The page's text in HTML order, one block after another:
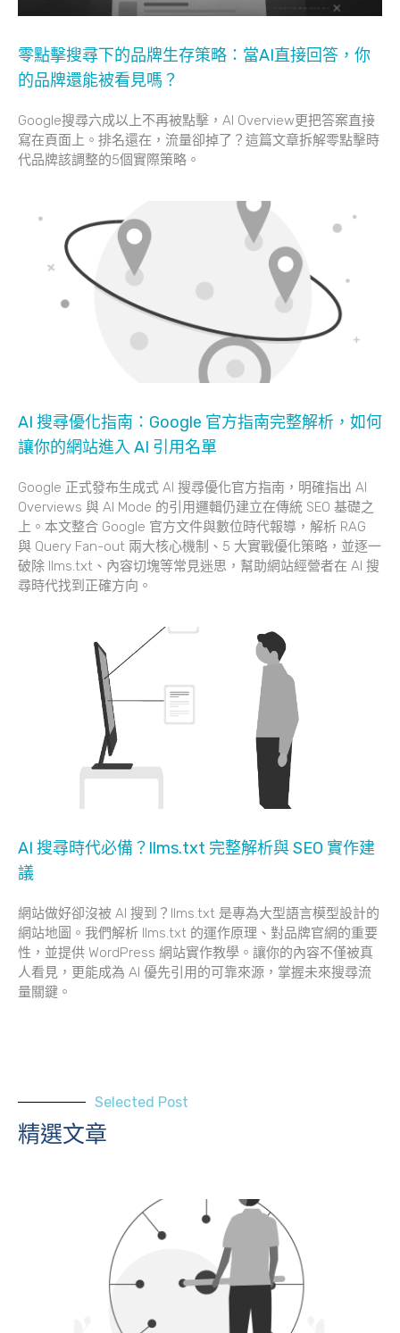
零點擊搜尋下的品牌生存策略：當AI直接回答，你
的品牌還能被看見嗎？
Google搜尋六成以上不再被點擊，AI Overview更把答案直接
寫在頁面上。排名還在，流量卻掉了？這篇文章拆解零點擊時
代品牌該調整的5個實際策略。
AI 搜尋優化指南：Google 官方指南完整解析，如何
讓你的網站進入 AI 引用名單
Google 正式發布生成式 AI 搜尋優化官方指南，明確指出 AI
Overviews 與 AI Mode 的引用邏輯仍建立在傳統 SEO 基礎之
上。本文整合 Google 官方文件與數位時代報導，解析 RAG
與 Query Fan-out 兩大核心機制、5 大實戰優化策略，並逐一
破除 llms.txt、內容切塊等常見迷思，幫助網站經營者在 AI 搜
尋時代找到正確方向。
AI 搜尋時代必備？llms.txt 完整解析與 SEO 實作建
議
網站做好卻沒被 AI 搜到？llms.txt 是專為大型語言模型設計的
網站地圖。我們解析 llms.txt 的運作原理、對品牌官網的重要
性，並提供 WordPress 網站實作教學。讓你的內容不僅被真
人看見，更能成為 AI 優先引用的可靠來源，掌握未來搜尋流
量關鍵。
Selected Post
精選文章